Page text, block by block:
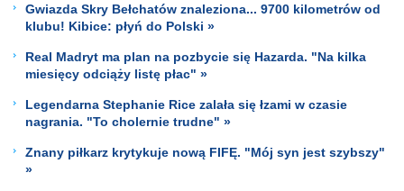
Gwiazda Skry Bełchatów znaleziona... 9700 kilometrów od
klubu! Kibice: płyń do Polski »
Real Madryt ma plan na pozbycie się Hazarda. "Na kilka
miesięcy odciąży listę płac" »
Legendarna Stephanie Rice zalała się łzami w czasie
nagrania. "To cholernie trudne" »
Znany piłkarz krytykuje nową FIFĘ. "Mój syn jest szybszy"
»